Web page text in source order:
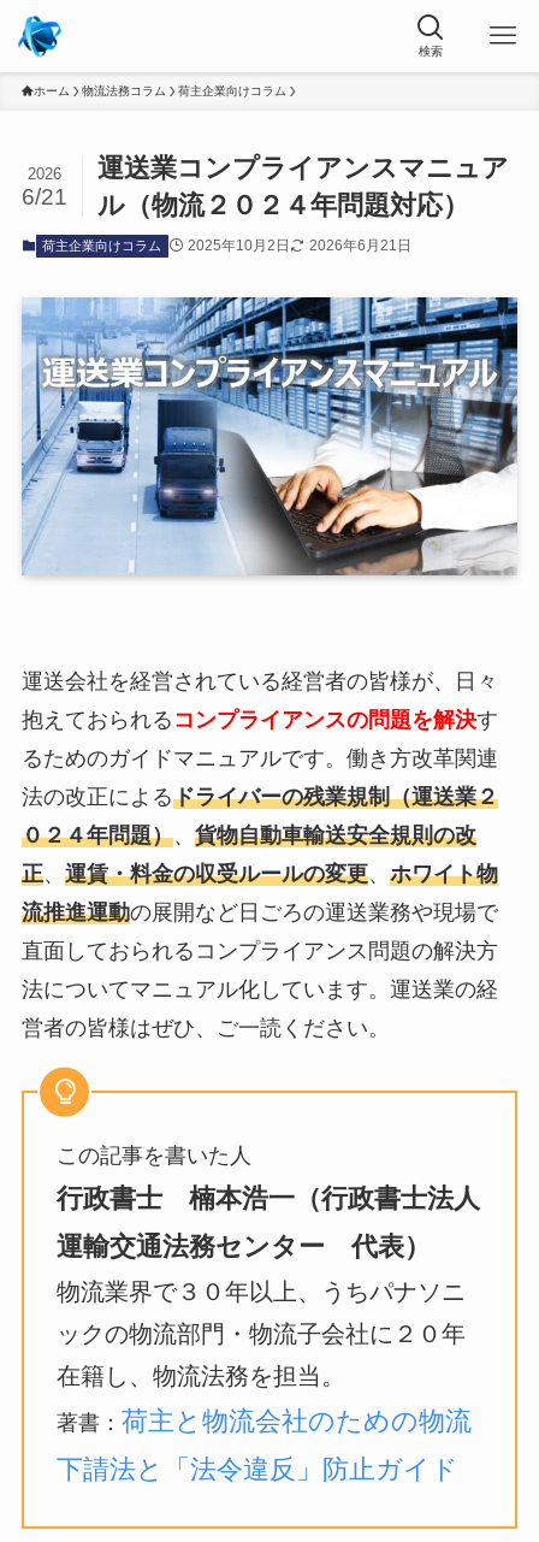
ホーム 物流法務コラム 荷主企業向けコラム
運送業コンプライアンスマニュア
ル（物流２０２４年問題対応）
2026
6/21
荷主企業向けコラム 2025年10月2日 2026年6月21日
運送会社を経営されている経営者の皆様が、日々
抱えておられる コンプライアンスの問題を解決す
るためのガイドマニュアルです。働き方改革関連
法の改正によるドライバーの残業規制（運送業２
０２４年問題）、 貨物自動車輸送安全規則の改
正、 運賃・料金の収受ルールの変更、 ホワイト物
流推進運動の展開など日ごろの運送業務や現場で
直面しておられるコンプライアンス問題の解決方
法についてマニュアル化しています。運送業の経
営者の皆様はぜひ、ご一読ください。
この記事を書いた人
行政書士 楠本浩一（行政書士法人
運輸交通法務センター 代表）
物流業界で３０年以上、うちパナソニ
ックの物流部門・物流子会社に２０年
在籍し、物流法務を担当。
著書： 荷主と物流会社のための物流
下請法と「法令違反」防止ガイド